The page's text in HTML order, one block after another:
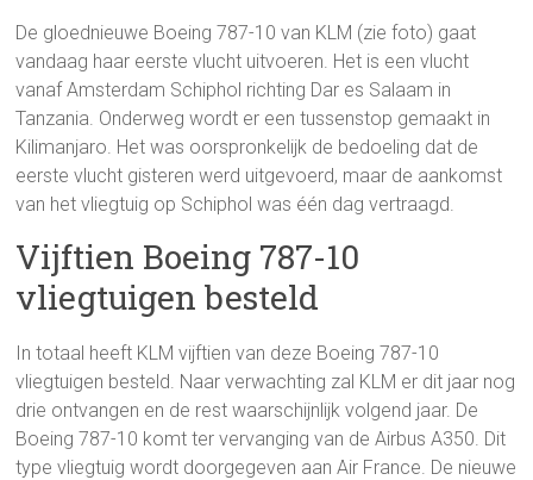
De gloednieuwe Boeing 787-10 van KLM (zie foto) gaat
vandaag haar eerste vlucht uitvoeren. Het is een vlucht
vanaf Amsterdam Schiphol richting Dar es Salaam in
Tanzania. Onderweg wordt er een tussenstop gemaakt in
Kilimanjaro. Het was oorspronkelijk de bedoeling dat de
eerste vlucht gisteren werd uitgevoerd, maar de aankomst
van het vliegtuig op Schiphol was één dag vertraagd.
Vijftien Boeing 787-10
vliegtuigen besteld
In totaal heeft KLM vijftien van deze Boeing 787-10
vliegtuigen besteld. Naar verwachting zal KLM er dit jaar nog
drie ontvangen en de rest waarschijnlijk volgend jaar. De
Boeing 787-10 komt ter vervanging van de Airbus A350. Dit
type vliegtuig wordt doorgegeven aan Air France. De nieuwe